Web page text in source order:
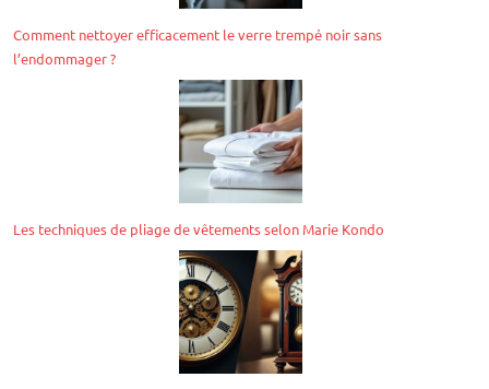
Comment nettoyer efficacement le verre trempé noir sans
l’endommager ?
Les techniques de pliage de vêtements selon Marie Kondo